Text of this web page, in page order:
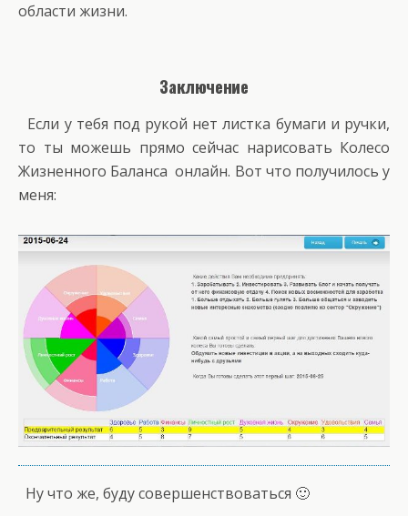
области жизни.
Заключение
Если у тебя под рукой нет листка бумаги и ручки,
то ты можешь прямо сейчас нарисовать Колесо
Жизненного Баланса онлайн. Вот что получилось у
меня:
Ну что же, буду совершенствоваться 🙂